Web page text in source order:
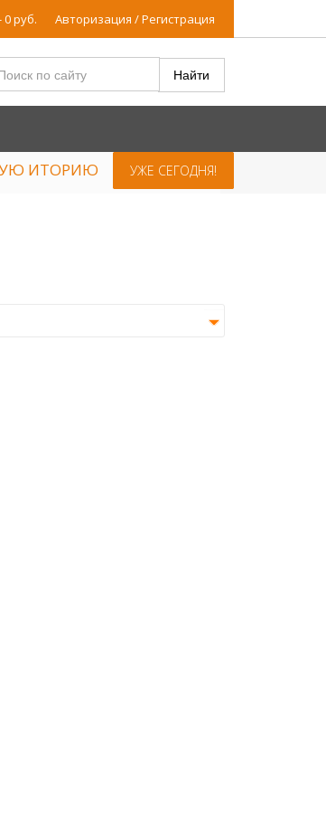
Авторизация / Регистрация
0руб.
ИТОРИЮ УЖЕ СЕГОДНЯ!